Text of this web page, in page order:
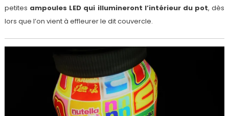
petites ampoules LED qui illumineront l’intérieur du pot, dès
lors que l’on vient à effleurer le dit couvercle.